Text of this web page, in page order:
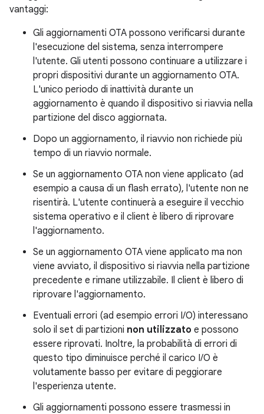
vantaggi:
Gli aggiornamenti OTA possono verificarsi durante
l'esecuzione del sistema, senza interrompere
l'utente. Gli utenti possono continuare a utilizzare i
propri dispositivi durante un aggiornamento OTA.
L'unico periodo di inattività durante un
aggiornamento è quando il dispositivo si riavvia nella
partizione del disco aggiornata.
Dopo un aggiornamento, il riavvio non richiede più
tempo di un riavvio normale.
Se un aggiornamento OTA non viene applicato (ad
esempio a causa di un flash errato), l'utente non ne
risentirà. L'utente continuerà a eseguire il vecchio
sistema operativo e il client è libero di riprovare
l'aggiornamento.
Se un aggiornamento OTA viene applicato ma non
viene avviato, il dispositivo si riavvia nella partizione
precedente e rimane utilizzabile. Il client è libero di
riprovare l'aggiornamento.
Eventuali errori (ad esempio errori I/O) interessano
solo il set di partizioni non utilizzato e possono
essere riprovati. Inoltre, la probabilità di errori di
questo tipo diminuisce perché il carico I/O è
volutamente basso per evitare di peggiorare
l'esperienza utente.
Gli aggiornamenti possono essere trasmessi in